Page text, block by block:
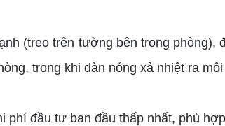
(treo trên tường bên trong
trong khi dàn nóng xả nhiệt ra
phí đầu tư ban đầu thấp nhất, phù